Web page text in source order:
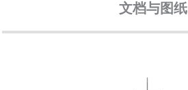
文档与图纸